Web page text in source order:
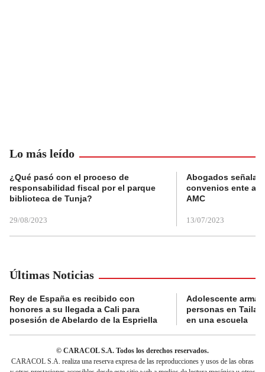
Lo más leído
¿Qué pasó con el proceso de
responsabilidad fiscal por el parque
biblioteca de Tunja?
29/08/2023
Abogados
convenios ente
AMC
13/07/2023
Últimas Noticias
Rey de España es recibido con
honores a su llegada a Cali para
posesión de Abelardo de la Espriella
Adolescente
personas en
en una escuela
© CARACOL S.A. Todos los derechos reservados.
CARACOL S.A. realiza una reserva expresa de las reproducciones y usos de las obras